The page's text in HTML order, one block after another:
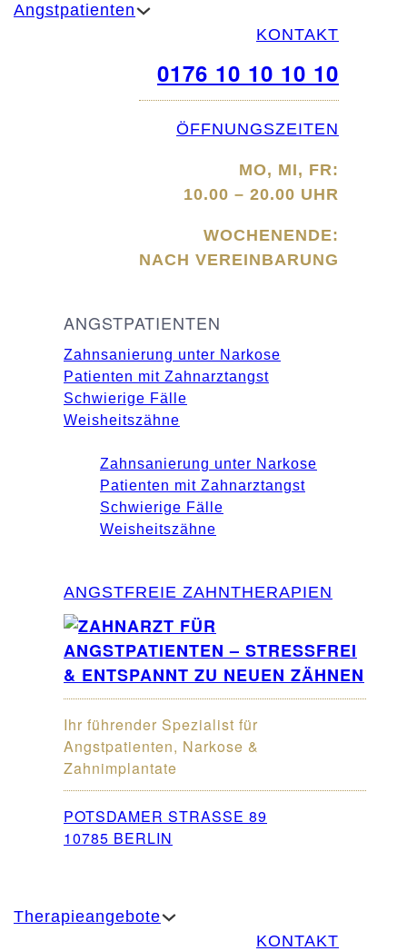
Angstpatienten
KONTAKT
0176 10 10 10 10
ÖFFNUNGSZEITEN
MO, MI, FR:
10.00 – 20.00 UHR
WOCHENENDE:
NACH VEREINBARUNG
ANGSTPATIENTEN
Zahnsanierung unter Narkose
Patienten mit Zahnarztangst
Schwierige Fälle
Weisheitszähne
Zahnsanierung unter Narkose
Patienten mit Zahnarztangst
Schwierige Fälle
Weisheitszähne
ANGSTFREIE ZAHNTHERAPIEN
Ihr führender Spezialist für
Angstpatienten, Narkose &
Zahnimplantate
POTSDAMER STRASSE 89
10785 BERLIN
Therapieangebote
KONTAKT